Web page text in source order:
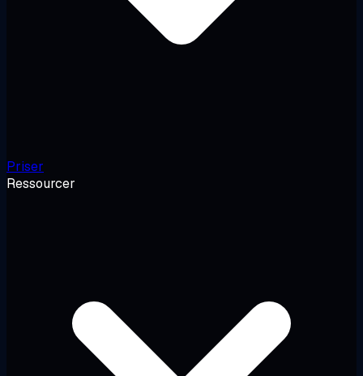
Priser
Ressourcer